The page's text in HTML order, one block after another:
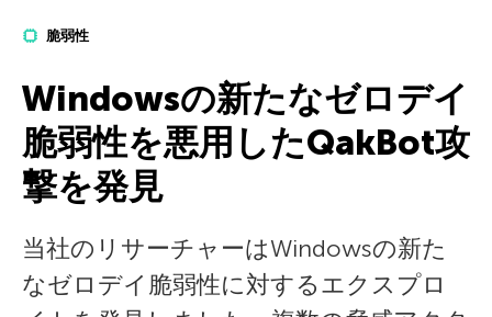
脆弱性
Windowsの新たなゼロデイ
脆弱性を悪用したQakBot攻
撃を発見
当社のリサーチャーはWindowsの新た
なゼロデイ脆弱性に対するエクスプロ